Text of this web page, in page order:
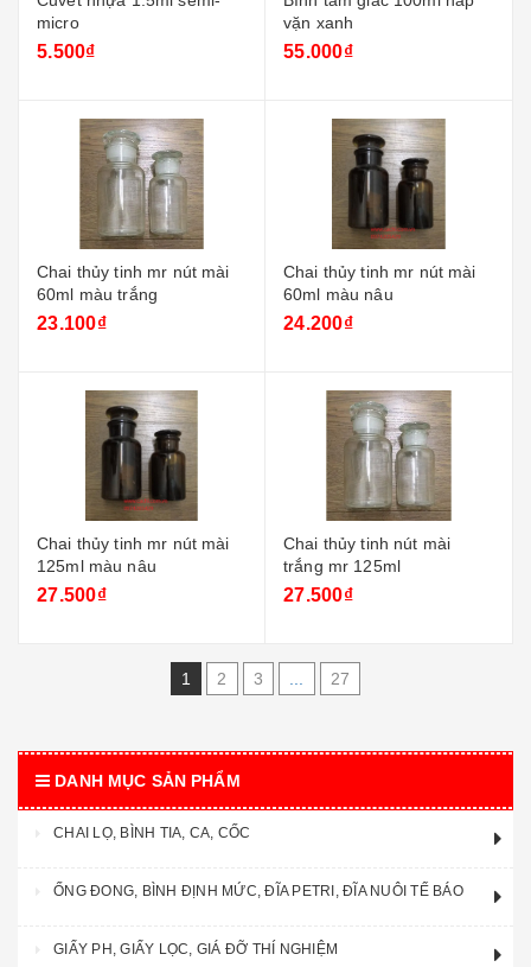
micro
5.500₫
vặn xanh
55.000₫
Chai thủy tinh mr nút mài
60ml màu trắng
23.100₫
Chai thủy tinh mr nút mài
60ml màu nâu
24.200₫
Chai thủy tinh mr nút mài
125ml màu nâu
27.500₫
Chai thủy tinh nút mài
trắng mr 125ml
27.500₫
1 2 3 27
DANH MỤC SẢN PHẨM
CHAI LỌ, BÌNH TIA, CA, CỐC
ỐNG ĐONG, BÌNH ĐỊNH MỨC, ĐĨA PETRI, ĐĨA NUÔI TẾ BÁO
GIẤY PH, GIẤY LỌC, GIÁ ĐỠ THÍ NGHIỆM